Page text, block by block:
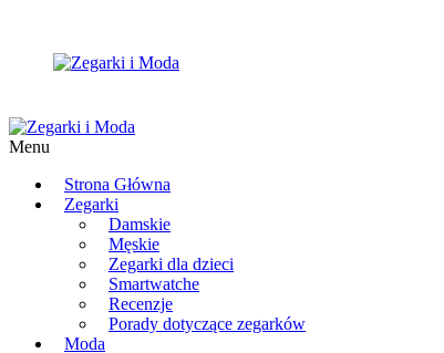
Menu
Strona Główna
Zegarki
Damskie
Męskie
Zegarki dla dzieci
Smartwatche
Recenzje
Porady dotyczące zegarków
Moda